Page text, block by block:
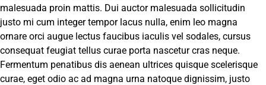
malesuada proin mattis. Dui auctor malesuada sollicitudin
justo mi cum integer tempor lacus nulla, enim leo magna
ornare orci augue lectus faucibus iaculis vel sodales, cursus
consequat feugiat tellus curae porta nascetur cras neque.
Fermentum penatibus dis aenean ultrices quisque scelerisque
curae, eget odio ac ad magna urna natoque dignissim, justo